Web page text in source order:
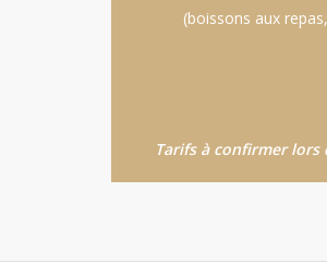
(boissons aux
Tarifs à confirmer lors